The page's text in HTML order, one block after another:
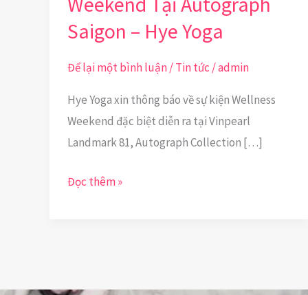
Saigon – Hye Yoga
Để lại một bình luận /Tin tức /admin
Hye Yoga xin thông báo về sự kiện Wellness
Weekend đặc biệt diễn ra tại Vinpearl
Landmark 81, Autograph Collection […]
Đọc thêm »